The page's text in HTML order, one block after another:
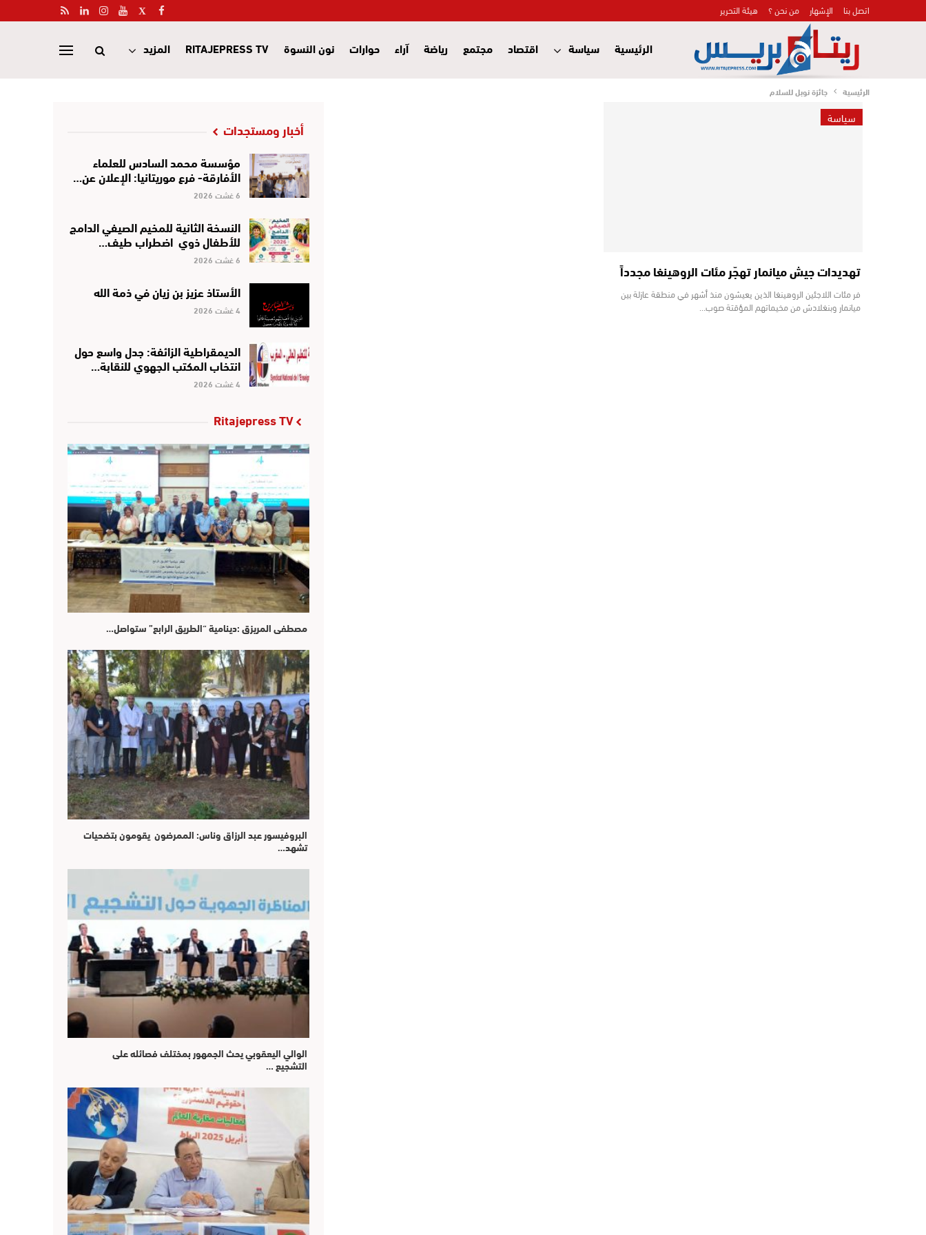
اتصل بنا الإشهار من نحن ؟ هيئة التحرير
الرئيسية سياسة اقتصاد مجتمع رياضة آراء حوارات نون النسوة RITAJEPRESS TV المزيد
الرئيسية جائزة نوبل للسلام
سياسة
تهديدات جيش ميانمار تهجّر مئات الروهينغا مجدداً
فر مئات اللاجئين الروهينغا الذين يعيشون منذ أشهر في منطقة عازلة بين
ميانمار وبنغلادش من مخيماتهم المؤقتة صوب…
أخبار ومستجدات
مؤسسة محمد السادس للعلماء
الأفارقة- فرع موريتانيا: الإعلان عن…
6 غشت 2026
النسخة الثانية للمخيم الصيفي الدامج
للأطفال ذوي اضطراب طيف…
6 غشت 2026
الأستاذ عزيز بن زيان في ذمة الله
4 غشت 2026
الديمقراطية الزائفة: جدل واسع حول
انتخاب المكتب الجهوي للنقابة…
4 غشت 2026
Ritajepress TV
مصطفى المريزق :دينامية “الطريق الرابع” ستواصل…
البروفيسور عبد الرزاق وناس: الممرضون يقومون بتضحيات
تشهد…
الوالي اليعقوبي يحث الجمهور بمختلف فصائله على
التشجيع …